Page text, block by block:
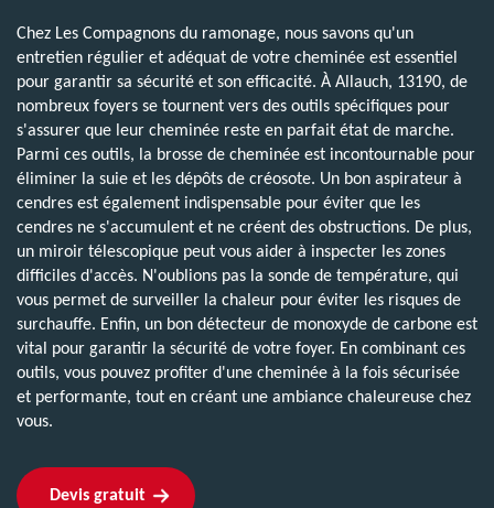
Chez Les Compagnons du ramonage, nous savons qu'un
entretien régulier et adéquat de votre cheminée est essentiel
pour garantir sa sécurité et son efficacité. À Allauch, 13190, de
nombreux foyers se tournent vers des outils spécifiques pour
s'assurer que leur cheminée reste en parfait état de marche.
Parmi ces outils, la brosse de cheminée est incontournable pour
éliminer la suie et les dépôts de créosote. Un bon aspirateur à
cendres est également indispensable pour éviter que les
cendres ne s'accumulent et ne créent des obstructions. De plus,
un miroir télescopique peut vous aider à inspecter les zones
difficiles d'accès. N'oublions pas la sonde de température, qui
vous permet de surveiller la chaleur pour éviter les risques de
surchauffe. Enfin, un bon détecteur de monoxyde de carbone est
vital pour garantir la sécurité de votre foyer. En combinant ces
outils, vous pouvez profiter d'une cheminée à la fois sécurisée
et performante, tout en créant une ambiance chaleureuse chez
vous.
Devis gratuit